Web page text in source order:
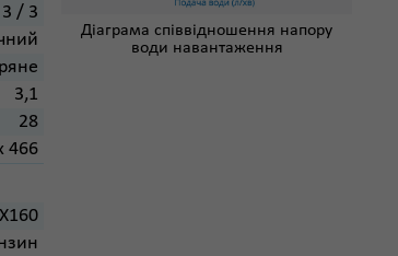
3 / 3
3,1
28
466
Діаграма співвідношення напору
води навантаження